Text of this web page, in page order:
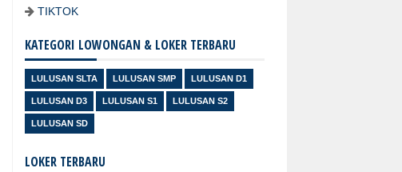
TIKTOK
KATEGORI LOWONGAN & LOKER TERBARU
LULUSAN SLTA LULUSAN SMP LULUSAN D1
LULUSAN D3 LULUSAN S1 LULUSAN S2
LULUSAN SD
LOKER TERBARU